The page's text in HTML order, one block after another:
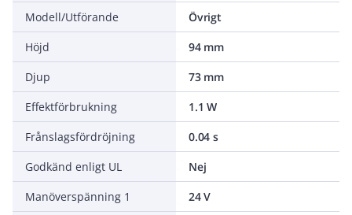
Modell/Utförande
Övrigt
Höjd
94 mm
Djup
73 mm
Effektförbrukning
1.1 W
Frånslagsfördröjning
0.04 s
Godkänd enligt UL
Nej
Manöverspänning 1
24 V